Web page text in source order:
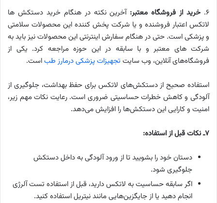
۶. خرید از فروشگاه معتبر: آخرین نکته در هنگام خرید دستکش ها
لاتکس اعتبار فروشنده و یا شرکت پخش کننده این محصولات سلامتی
و پزشکی است. حتی در هنگام سفارش اینترنتی این محصولات نیز باید به
شرکت های معتبر و با سابقه در این حوزه مراجعه کرد. یکی از
فروشگاه‌های آنلاین، وب سایت تجهیزات پزشکی درمارز طباست.
استفاده صحیح از دستکش‌های لاتکس برای حفظ بهداشت، جلوگیری از
آلودگی و کاهش خطرات حساسیتی ضروری است. رعایت نکات مهم زیر،
امنیت و کارایی این دستکش‌ها را افزایش می‌دهد.
۷ـ نکات قبل از استفاده:
دستان خود را بشویید تا از ورود آلودگی به داخل دستکش
جلوگیری شود.
اگر سابقه حساسیت به لاتکس دارید، قبل از استفاده تست آلرژی
انجام دهید یا از جایگزین‌هایی مانند نیتریل استفاده کنید.